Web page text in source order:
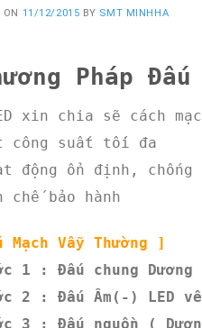
ON 11/12/2015 BY SMT MINHHA
Pháp
xin chia sẽ cách
công suất tối đa
động ổn định,
chế bảo hành
Mạch Vẫy Thường ]
1 : Đấu chung Dương
2 : Đấu Âm(-) LED
3 : Đấu nguồn (